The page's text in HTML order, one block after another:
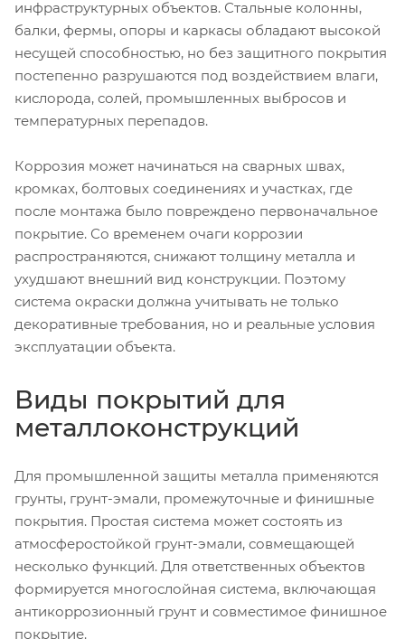
инфраструктурных объектов. Стальные колонны,
балки, фермы, опоры и каркасы обладают высокой
несущей способностью, но без защитного покрытия
постепенно разрушаются под воздействием влаги,
кислорода, солей, промышленных выбросов и
температурных перепадов.
Коррозия может начинаться на сварных швах,
кромках, болтовых соединениях и участках, где
после монтажа было повреждено первоначальное
покрытие. Со временем очаги коррозии
распространяются, снижают толщину металла и
ухудшают внешний вид конструкции. Поэтому
система окраски должна учитывать не только
декоративные требования, но и реальные условия
эксплуатации объекта.
Виды покрытий для
металлоконструкций
Для промышленной защиты металла применяются
грунты, грунт-эмали, промежуточные и финишные
покрытия. Простая система может состоять из
атмосферостойкой грунт-эмали, совмещающей
несколько функций. Для ответственных объектов
формируется многослойная система, включающая
антикоррозионный грунт и совместимое финишное
покрытие.